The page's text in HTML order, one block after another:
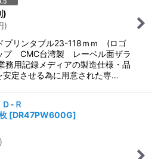
)
)
リンタブル23-118ｍｍ (ロゴ
プ CMC台湾製 レーベル面ザラ
務用記録メディアの製造仕様・品
安定させる為に用意された専…
-Ｒ
[DR47PW600G]
)